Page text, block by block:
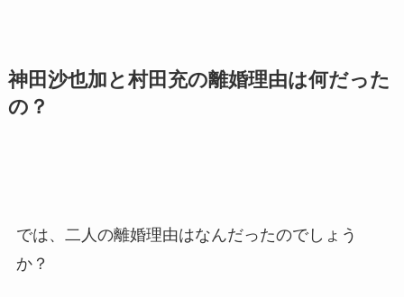
神田沙也加と村田充の離婚理由は何だった
の？
では、二人の離婚理由はなんだったのでしょう
か？